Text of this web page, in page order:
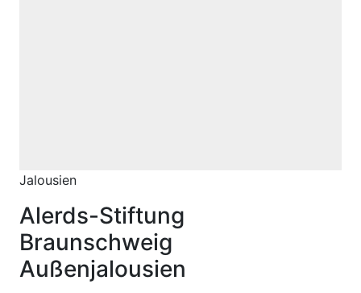
Jalousien
Alerds-Stiftung
Braunschweig
Außenjalousien